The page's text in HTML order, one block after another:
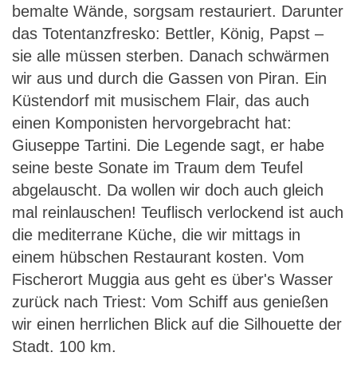
bemalte Wände, sorgsam restauriert. Darunter
das Totentanzfresko: Bettler, König, Papst –
sie alle müssen sterben. Danach schwärmen
wir aus und durch die Gassen von Piran. Ein
Küstendorf mit musischem Flair, das auch
einen Komponisten hervorgebracht hat:
Giuseppe Tartini. Die Legende sagt, er habe
seine beste Sonate im Traum dem Teufel
abgelauscht. Da wollen wir doch auch gleich
mal reinlauschen! Teuflisch verlockend ist auch
die mediterrane Küche, die wir mittags in
einem hübschen Restaurant kosten. Vom
Fischerort Muggia aus geht es über's Wasser
zurück nach Triest: Vom Schiff aus genießen
wir einen herrlichen Blick auf die Silhouette der
Stadt. 100 km.